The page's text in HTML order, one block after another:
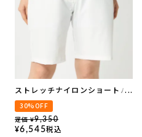
ストレッチナイロンショートパ
ンツ
30%OFF
定価 ¥9,350
¥6,545税込